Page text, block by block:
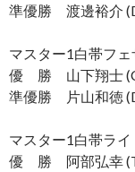
準優勝 渡邊裕介
マスター1白帯フェ
優 勝 山下翔士
準優勝 片山和徳
マスター1白帯ライ
優 勝 阿部弘幸